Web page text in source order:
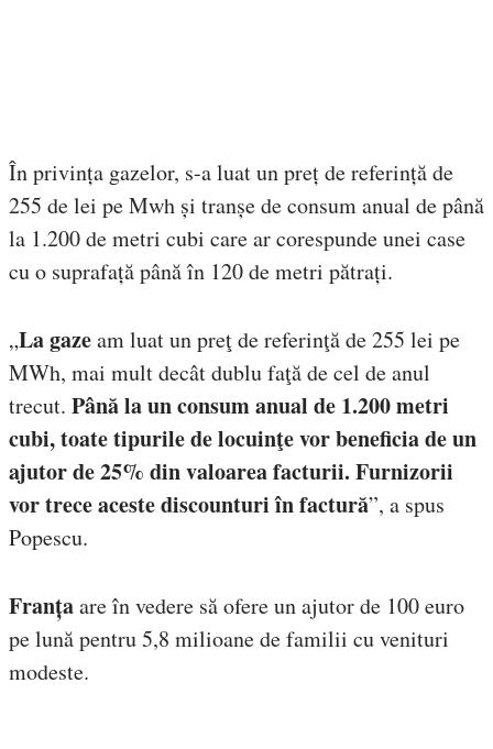
În privința gazelor, s-a luat un preț de referință de
255 de lei pe Mwh și tranșe de consum anual de până
la 1.200 de metri cubi care ar corespunde unei case
cu o suprafață până în 120 de metri pătrați.
„La gazeam luat un preţ de referinţă de 255 lei pe
MWh, mai mult decât dublu faţă de cel de anul
trecut. Până la un consum anual de 1.200 metri
cubi, toate tipurile de locuinţe vor beneficia de un
ajutor de 25% din valoarea facturii. Furnizorii
vor trece aceste discounturi în factură”, a spus
Popescu.
Franțaare în vedere să ofere un ajutor de 100 euro
pe lună pentru 5,8 milioane de familii cu venituri
modeste.